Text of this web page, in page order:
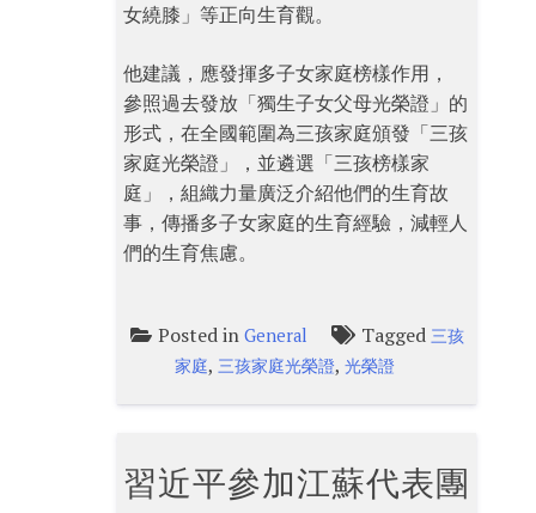
女繞膝」等正向生育觀。
他建議，應發揮多子女家庭榜樣作用，
參照過去發放「獨生子女父母光榮證」的
形式，在全國範圍為三孩家庭頒發「三孩
家庭光榮證」，並遴選「三孩榜樣家
庭」，組織力量廣泛介紹他們的生育故
事，傳播多子女家庭的生育經驗，減輕人
們的生育焦慮。
Posted in General Tagged 三孩
家庭,三孩家庭光榮證,光榮證
習近平參加江蘇代表團